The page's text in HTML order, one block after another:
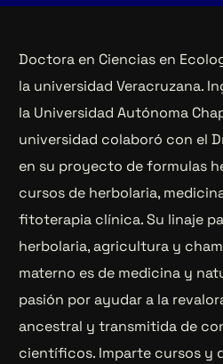
Doctora en Ciencias en
la universidad Veracruzana.
la Universidad Autónoma
universidad colaboró con el
en su proyecto de formulas
cursos de herbolaria,
fitoterapia clínica. Su linaje
herbolaria, agricultura y
materno es de medicina y
pasión por ayudar a la
ancestral y transmitida de
científicos. Imparte cursos y